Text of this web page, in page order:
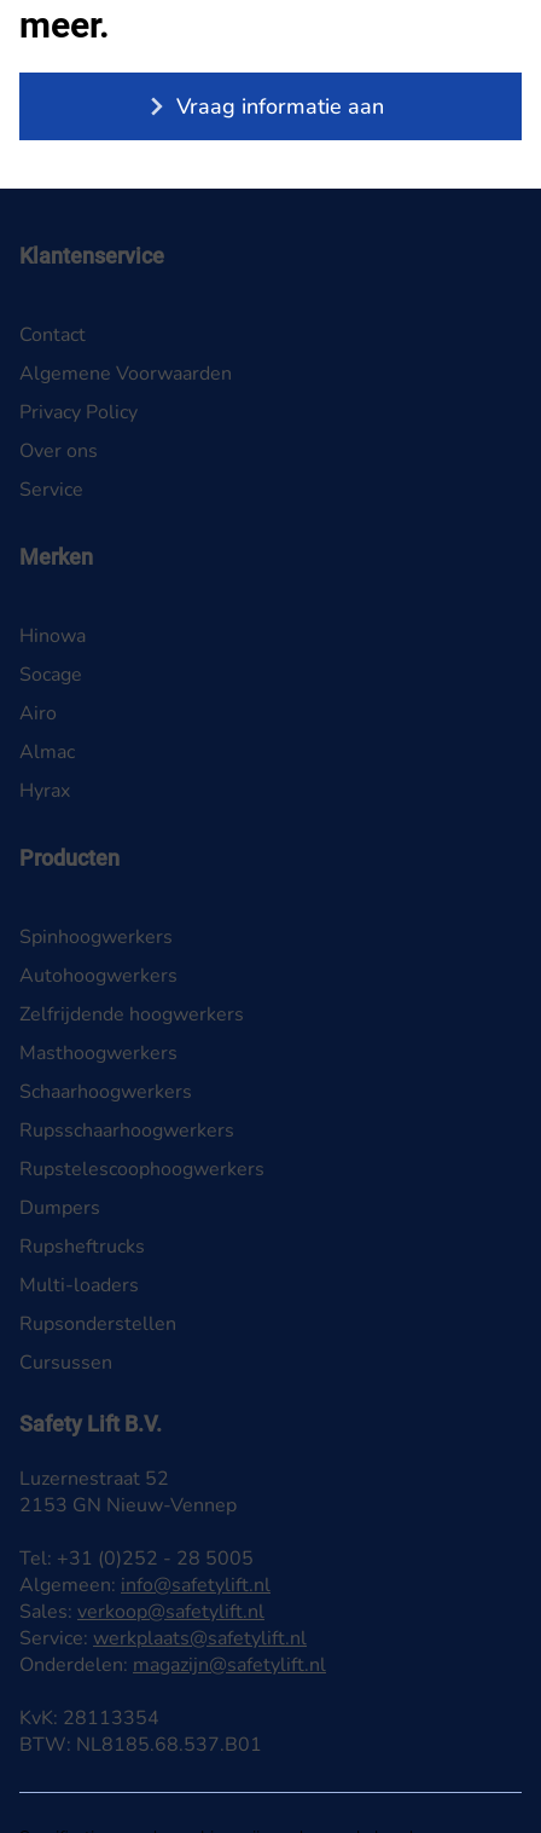
meer.
Vraag informatie aan
Safety Lift B.V.
Luzernestraat 52
2153 GN Nieuw-Vennep
Tel: +31 (0)252 - 28 5005
Algemeen: info@safetylift.nl
Sales: verkoop@safetylift.nl
Service: werkplaats@safetylift.nl
Onderdelen: magazijn@safetylift.nl
KvK: 28113354
BTW: NL8185.68.537.B01
Klantenservice
Contact
Algemene Voorwaarden
Privacy Policy
Over ons
Service
Merken
Hinowa
Socage
Airo
Almac
Hyrax
Producten
Spinhoogwerkers
Autohoogwerkers
Zelfrijdende hoogwerkers
Masthoogwerkers
Schaarhoogwerkers
Rupsschaarhoogwerkers
Rupstelescoophoogwerkers
Dumpers
Rupsheftrucks
Multi-loaders
Rupsonderstellen
Cursussen